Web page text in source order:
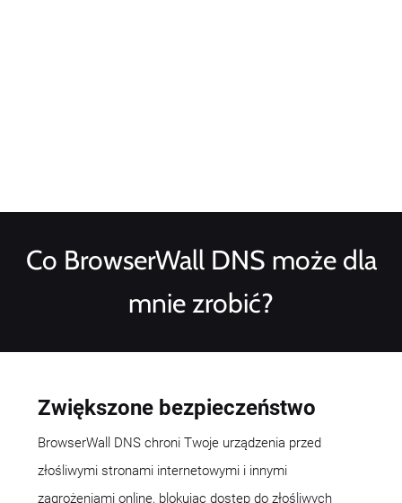
Co BrowserWall DNS może dla
mnie zrobić?
Zwiększone bezpieczeństwo
BrowserWall DNS chroni Twoje urządzenia przed
złośliwymi stronami internetowymi i innymi
zagrożeniami online, blokując dostęp do złośliwych